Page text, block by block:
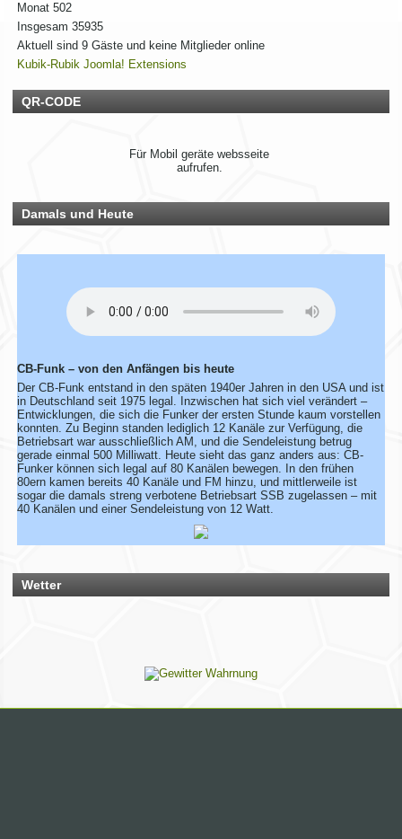
Wir laden euch recht herzlich zu unserem 12. Rhein-Main
Funkertreffen vom 17. bis 19. JULI 2026 ein.
Hotel November DX Group
Wir aktualisieren derzeit unsere Karte der aktiven CB-Funker.
Du bist auch noch aktiv? Dann teile uns das einfach
zusammen mit deinen Informationen mit!
dein Wohnort stimmen nicht mehr, gib uns ebenfalls kurz
Wir laden euch recht herzlich zu unserem 12. Rhein-Main
Funkertreffen vom 17. bis 19. JULI 2026 ein.
Hotel November DX Group
Wir überarbeiten unsere Map!
Wir aktualisieren derzeit unsere Karte der aktiven CB-Funker.
Alle aktiven Mitglieder werden ab sofort mit einem grünen
Symbol markiert.
Du bist auch noch aktiv? Dann teile uns das einfach
Solltest du schon eingetragen sein, aber deine Daten oder
dein Wohnort stimmen nicht mehr, gib uns ebenfalls kurz
Bescheid – dann ändern wir das direkt ab.
Monat502
Insgesam35935
Aktuell sind 9 Gäste und keine Mitglieder online
Kubik-Rubik Joomla! Extensions
QR-CODE
Für Mobil geräte websseite
aufrufen.
Damals und Heute
CB-Funk – von den Anfängen bis heute
Der CB-Funk entstand in den späten 1940er Jahren in den USA und ist
in Deutschland seit 1975 legal. Inzwischen hat sich viel verändert –
Entwicklungen, die sich die Funker der ersten Stunde kaum vorstellen
konnten. Zu Beginn standen lediglich 12 Kanäle zur Verfügung, die
Betriebsart war ausschließlich AM, und die Sendeleistung betrug
gerade einmal 500 Milliwatt. Heute sieht das ganz anders aus: CB-
Funker können sich legal auf 80 Kanälen bewegen. In den frühen
80ern kamen bereits 40 Kanäle und FM hinzu, und mittlerweile ist
sogar die damals streng verbotene Betriebsart SSB zugelassen – mit
40 Kanälen und einer Sendeleistung von 12 Watt.
Wetter